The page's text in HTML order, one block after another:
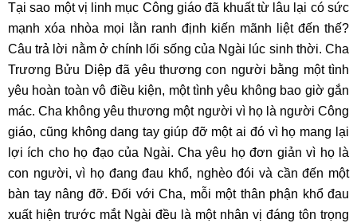
Tại sao một vị linh mục Công giáo đã khuất từ lâu lại có sức
mạnh xóa nhòa mọi lằn ranh định kiến mãnh liệt đến thế?
Câu trả lời nằm ở chính lối sống của Ngài lúc sinh thời. Cha
Trương Bửu Diệp đã yêu thương con người bằng một tình
yêu hoàn toàn vô điều kiện, một tình yêu không bao giờ gắn
mác. Cha không yêu thương một người vì họ là người Công
giáo, cũng không dang tay giúp đỡ một ai đó vì họ mang lại
lợi ích cho họ đạo của Ngài. Cha yêu họ đơn giản vì họ là
con người, vì họ đang đau khổ, nghèo đói và cần đến một
bàn tay nâng đỡ. Đối với Cha, mỗi một thân phận khổ đau
xuất hiện trước mắt Ngài đều là một nhân vị đáng tôn trọng